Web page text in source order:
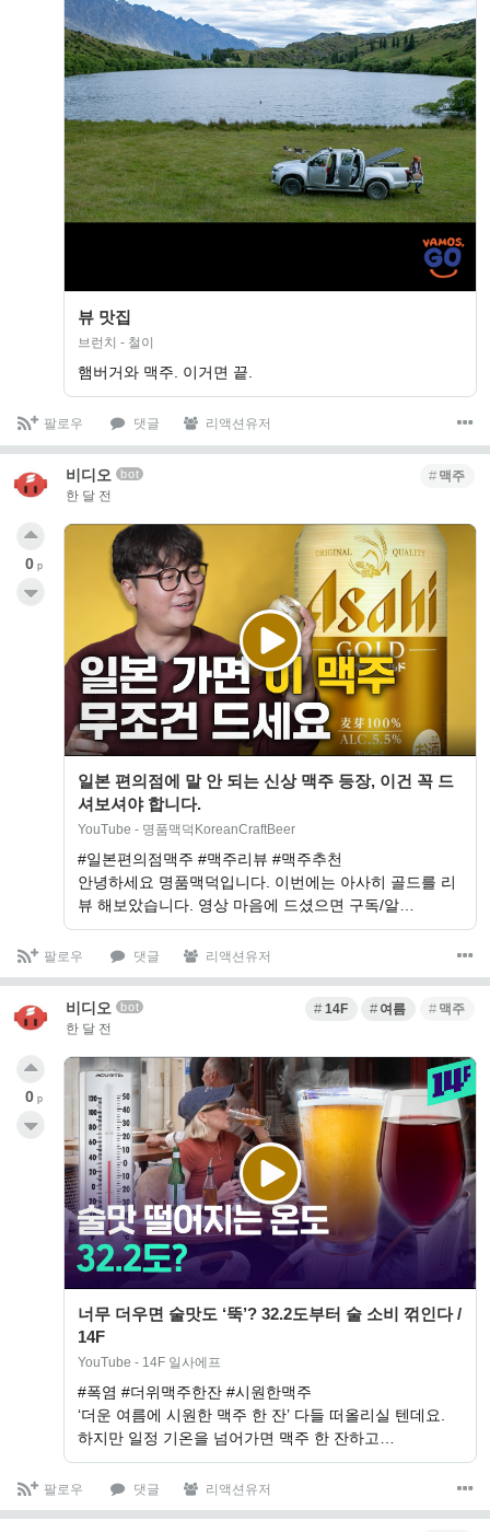
뷰 맛집
브런치 - 철이
햄버거와 맥주. 이거면 끝.
팔로우 댓글 리액션유저
비디오 bot
한 달 전
맥주
일본 편의점에 말 안 되는 신상 맥주 등장, 이건 꼭 드
셔보셔야 합니다.
YouTube - 명품맥덕KoreanCraftBeer
#일본편의점맥주 #맥주리뷰 #맥주추천
안녕하세요 명품맥덕입니다. 이번에는 아사히 골드를 리
뷰 해보았습니다. 영상 마음에 드셨으면 구독/알…
0 p
팔로우 댓글 리액션유저
비디오 bot
한 달 전
14F 여름 맥주
너무 더우면 술맛도 ‘뚝’? 32.2도부터 술 소비 꺾인다 /
14F
YouTube - 14F 일사에프
#폭염 #더위맥주한잔 #시원한맥주
‘더운 여름에 시원한 맥주 한 잔’ 다들 떠올리실 텐데요.
하지만 일정 기온을 넘어가면 맥주 한 잔하고…
0 p
팔로우 댓글 리액션유저